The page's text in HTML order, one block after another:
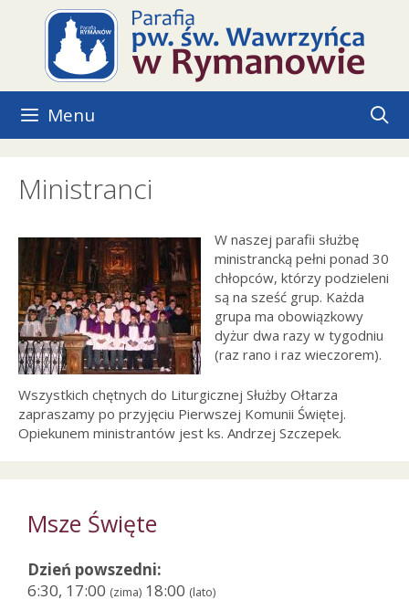
Menu
Ministranci
W naszej parafii służbę
ministrancką pełni ponad 30
chłopców, którzy podzieleni
są na sześć grup. Każda
grupa ma obowiązkowy
dyżur dwa razy w tygodniu
(raz rano i raz wieczorem).
Wszystkich chętnych do Liturgicznej Służby Ołtarza
zapraszamy po przyjęciu Pierwszej Komunii Świętej.
Opiekunem ministrantów jest ks. Andrzej Szczepek.
Msze Święte
Dzień powszedni:
6:30, 17:00 (zima) 18:00 (lato)